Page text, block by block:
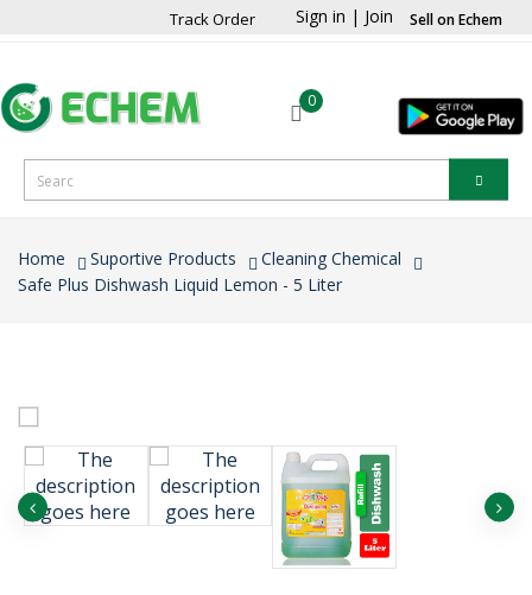
Track Order Sign in | Join Sell on Echem
0
Home Suportive Products
Cleaning Chemical
Safe Plus Dishwash Liquid Lemon - 5 Liter